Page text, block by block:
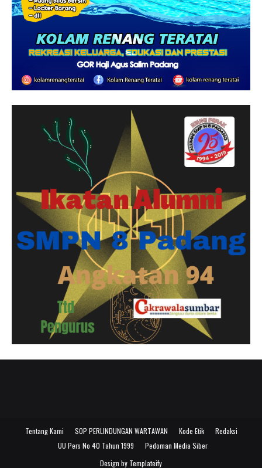
Tentang Kami SOP PERLINDUNGAN WARTAWAN Kode Etik
Redaksi
UU Pers No 40 Tahun 1999
Pedoman Media Siber
Design by Templateify